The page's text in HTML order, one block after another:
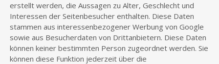
erstellt werden, die Aussagen zu Alter, Geschlecht und
Interessen der Seitenbesucher enthalten. Diese Daten
stammen aus interessenbezogener Werbung von Google
sowie aus Besucherdaten von Drittanbietern. Diese Daten
können keiner bestimmten Person zugeordnet werden. Sie
können diese Funktion jederzeit über die